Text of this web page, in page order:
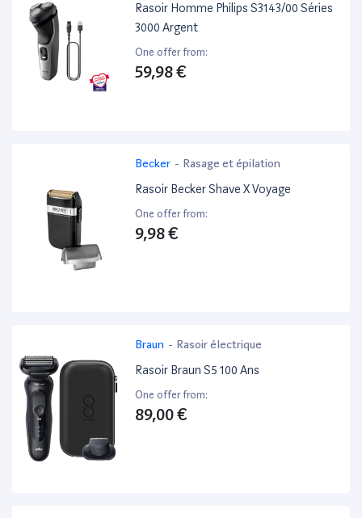
Rasoir Homme Philips S3143/00 Séries
3000 Argent
One offer from:
59,98 €
Becker - Rasage et épilation
Rasoir Becker Shave X Voyage
One offer from:
9,98 €
Braun - Rasoir électrique
Rasoir Braun S5 100 Ans
One offer from:
89,00 €